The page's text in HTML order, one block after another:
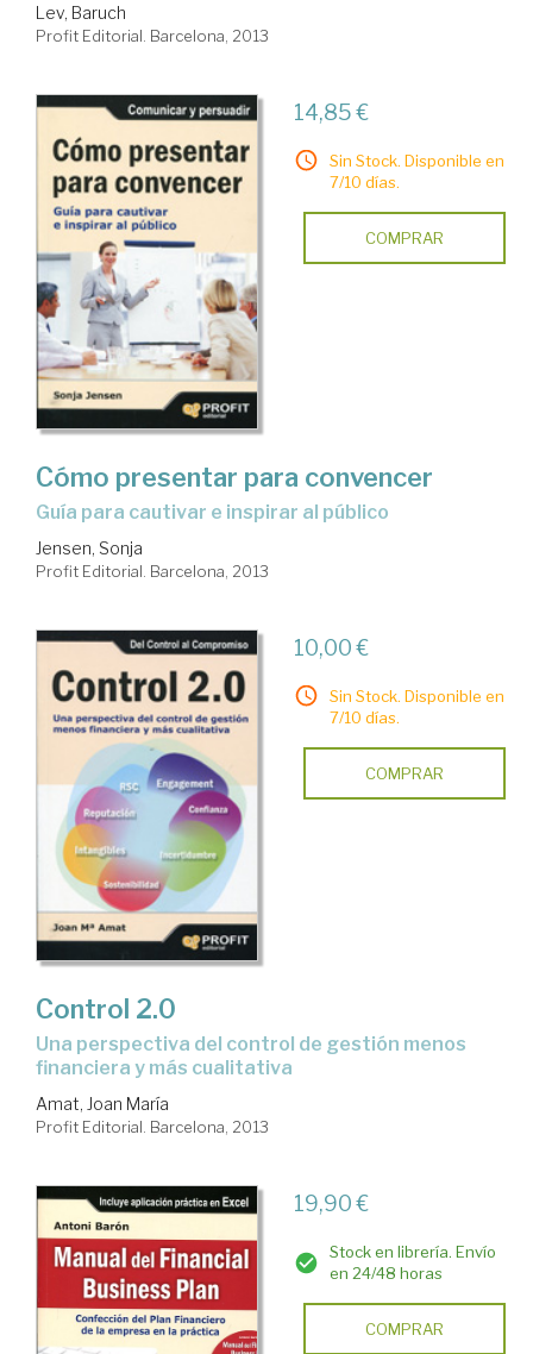
Lev, Baruch
Profit Editorial. Barcelona, 2013
14,85 €
Sin Stock. Disponible en
7/10 días.
COMPRAR
Cómo presentar para convencer
guía para cautivar e inspirar al público
Jensen, Sonja
Profit Editorial. Barcelona, 2013
10,00 €
Sin Stock. Disponible en
7/10 días.
COMPRAR
Control 2.0
una perspectiva del control de gestión menos
financiera y más cualitativa
Amat, Joan María
Profit Editorial. Barcelona, 2013
19,90 €
Stock en librería. Envío
en 24/48 horas
COMPRAR